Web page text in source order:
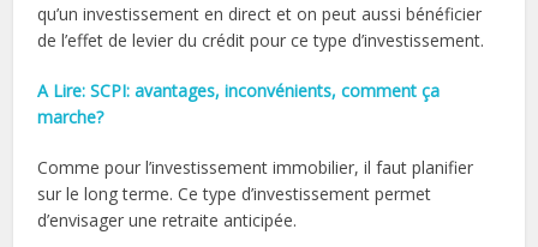
qu’un investissement en direct et on peut aussi bénéficier
de l’effet de levier du crédit pour ce type d’investissement.
A Lire: SCPI: avantages, inconvénients, comment ça
marche?
Comme pour l’investissement immobilier, il faut planifier
sur le long terme. Ce type d’investissement permet
d’envisager une retraite anticipée.